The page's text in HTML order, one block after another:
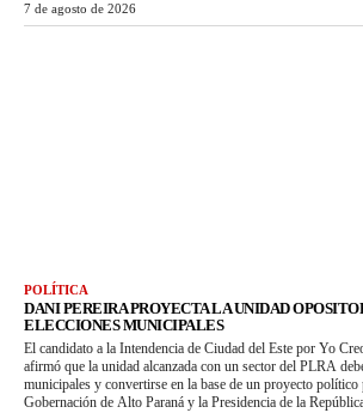
7 de agosto de 2026
POLÍTICA
DANI PEREIRA PROYECTA LA UNIDAD
ELECCIONES MUNICIPALES
El candidato a la Intendencia de Ciudad del Este por Yo
afirmó que la unidad alcanzada con un sector del PLRA
municipales y convertirse en la base de un proyecto político
Gobernación de Alto Paraná y la Presidencia de la